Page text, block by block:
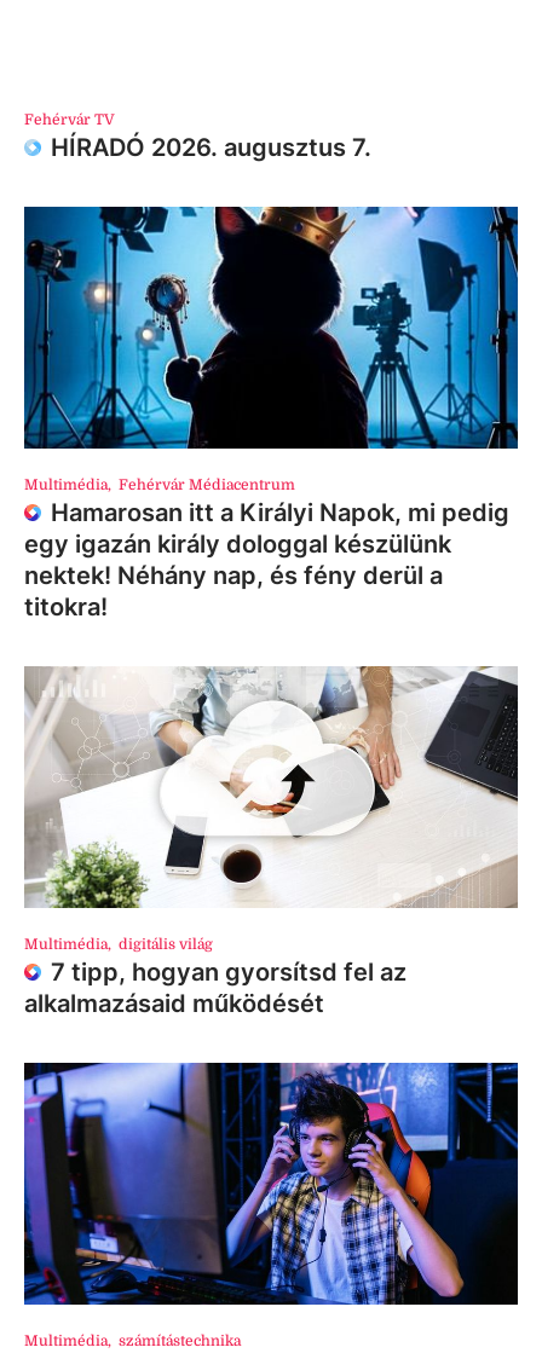
Fehérvár TV
HÍRADÓ 2026. augusztus 7.
Multimédia, Fehérvár Médiacentrum
Hamarosan itt a Királyi Napok, mi pedig
egy igazán király dologgal készülünk
nektek! Néhány nap, és fény derül a
titokra!
Multimédia, digitális világ
7 tipp, hogyan gyorsítsd fel az
alkalmazásaid működését
Multimédia, számítástechnika